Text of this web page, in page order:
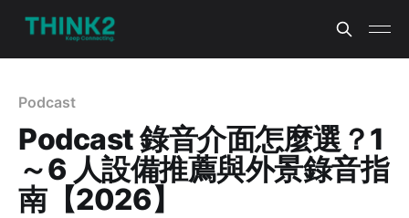
Podcast
Podcast 錄音介面怎麼選？1
～6 人設備推薦與外景錄音指
南【2026】